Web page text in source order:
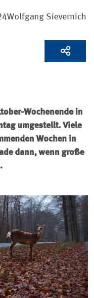
Wolfgang Sievernich
Wochenende in
umgestellt. Viele
Wochen in
dann, wenn große